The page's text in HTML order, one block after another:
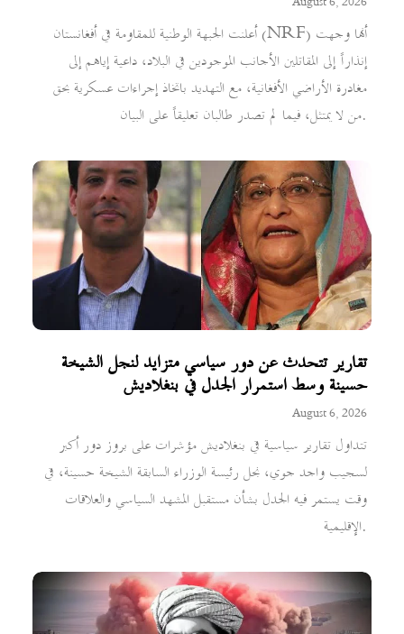
أعلنت الجبهة الوطنية للمقاومة في أفغانستان (NRF) أنها وجهت
إنذاراً إلى المقاتلين الأجانب الموجودين في البلاد، داعية إياهم إلى
مغادرة الأراضي الأفغانية، مع التهديد باتخاذ إجراءات عسكرية بحق
من لا يمتثل، فيما لم تصدر طالبان تعليقاً على البيان.
تقارير تتحدث عن دور سياسي متزايد لنجل الشيخة
حسينة وسط استمرار الجدل في بنغلاديش
August 6, 2026
تتداول تقارير سياسية في بنغلاديش مؤشرات على بروز دور أكبر
لسجيب واجد جوي، نجل رئيسة الوزراء السابقة الشيخة حسينة، في
وقت يستمر فيه الجدل بشأن مستقبل المشهد السياسي والعلاقات
الإقليمية.